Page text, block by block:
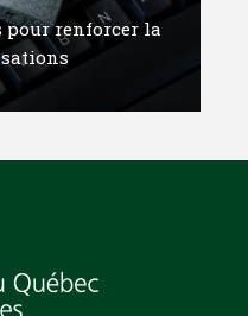
pour renforcer la